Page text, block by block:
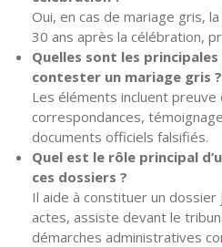
Oui, en cas de mariage gris,
30 ans après la célébration,
Quelles sont les
contester un mariage gris ?
Les éléments incluent
correspondances,
documents officiels falsifiés.
Quel est le rôle principal
ces dossiers ?
Il aide à constituer un
actes, assiste devant le
démarches administratives